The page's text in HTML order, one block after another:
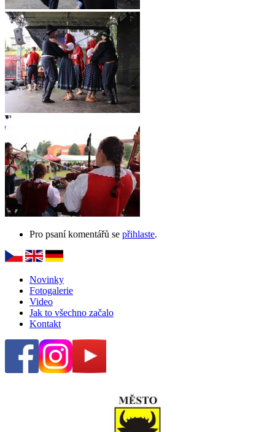
Pro psaní komentářů se přihlaste.
Novinky
Fotogalerie
Video
Jak to všechno začalo
Kontakt